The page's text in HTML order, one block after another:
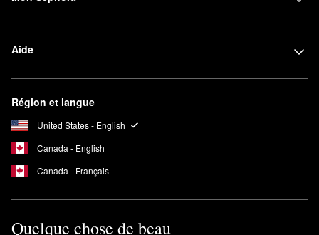
Aide
Région et langue
United States - English
Canada - English
Canada - Français
Quelque chose de beau